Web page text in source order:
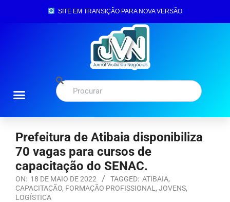
SITE EM TRANSIÇÃO PARA NOVA VERSÃO
Prefeitura de Atibaia disponibiliza
70 vagas para cursos de
capacitação do SENAC.
ON: 18 DE MAIO DE 2022 TAGGED: ATIBAIA,
CAPACITAÇÃO, FORMAÇÃO PROFISSIONAL , JOVENS,
LOGÍSTICA